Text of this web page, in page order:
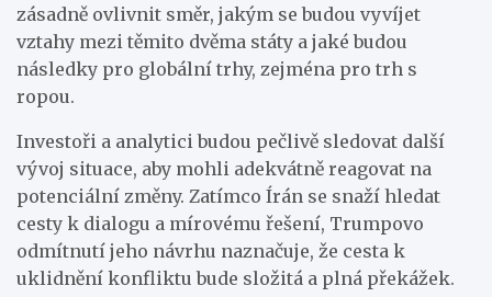
zásadně ovlivnit směr, jakým se budou vyvíjet
vztahy mezi těmito dvěma státy a jaké budou
následky pro globální trhy, zejména pro trh s
ropou.
Investoři a analytici budou pečlivě sledovat další
vývoj situace, aby mohli adekvátně reagovat na
potenciální změny. Zatímco Írán se snaží hledat
cesty k dialogu a mírovému řešení, Trumpovo
odmítnutí jeho návrhu naznačuje, že cesta k
uklidnění konfliktu bude složitá a plná překážek.